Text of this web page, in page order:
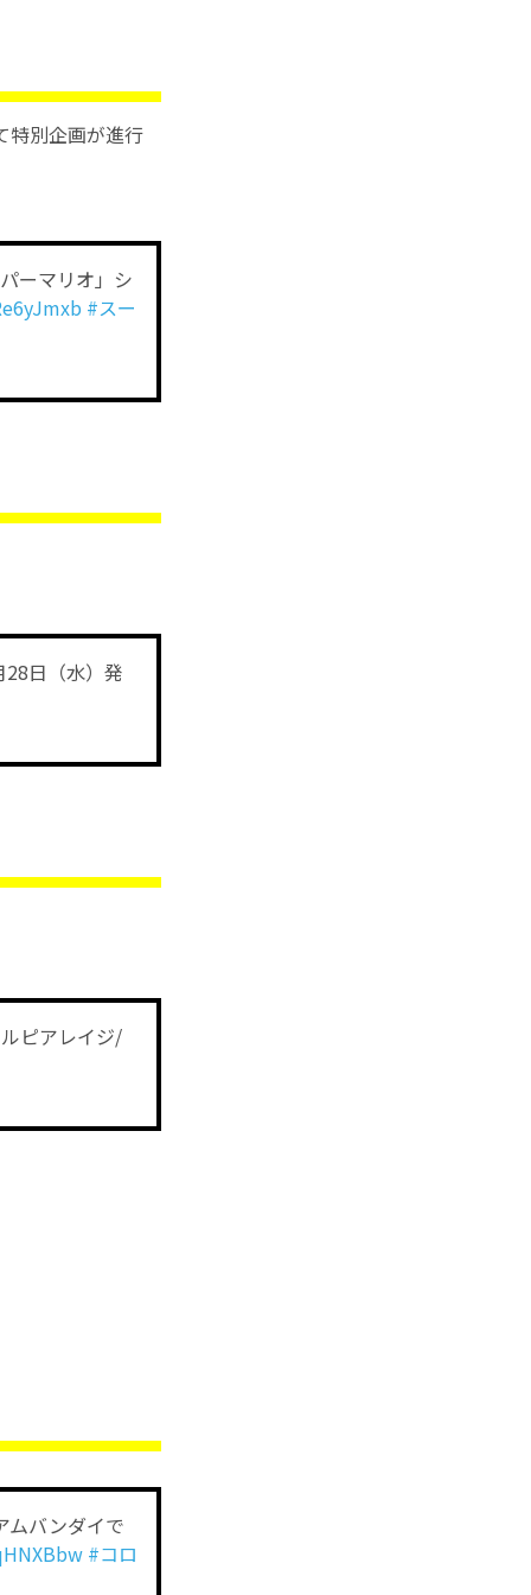
特別企画が進行
ーマリオ」シ
#スー
日（水）発
ピアレイジ/
ムバンダイで
#コロ